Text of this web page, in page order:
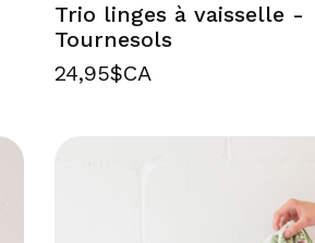
Trio linges à vaisselle -
Tournesols
24,95$CA